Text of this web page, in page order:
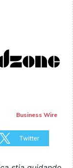
Business Wire